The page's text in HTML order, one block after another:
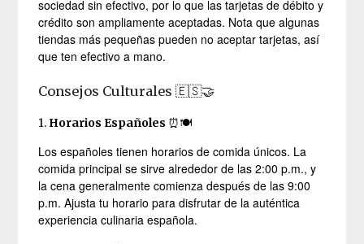
sociedad sin efectivo, por lo que las tarjetas de débito y
crédito son ampliamente aceptadas. Nota que algunas
tiendas más pequeñas pueden no aceptar tarjetas, así
que ten efectivo a mano.
Consejos Culturales 🇪🇸🤝
1. Horarios Españoles ⏰🍽️
Los españoles tienen horarios de comida únicos. La
comida principal se sirve alrededor de las 2:00 p.m., y
la cena generalmente comienza después de las 9:00
p.m. Ajusta tu horario para disfrutar de la auténtica
experiencia culinaria española.